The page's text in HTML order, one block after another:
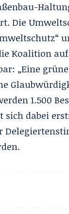
Die
Koalition
„Eine
1.500
sich dabei